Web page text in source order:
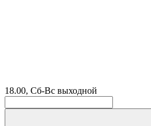
18.00, Сб-Вс выходной